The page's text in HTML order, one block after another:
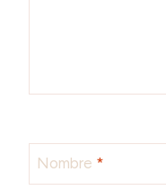
Nombre *